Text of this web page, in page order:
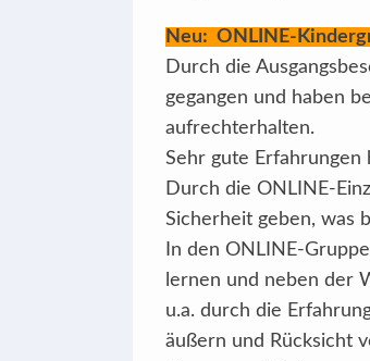
Neu: ONLINE-
Durch die
gegangen und haben
aufrechterhalten.
Sehr gute
Durch die ONLINE-
Sicherheit geben, was
In den ONLINE-
lernen und neben der
u.a. durch die
äußern und Rücksicht